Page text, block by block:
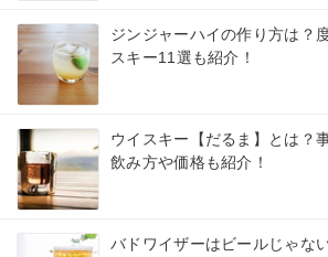
ジンジャーハイの作り方は？
スキー11選も紹介！
ウイスキー【だるま】とは？
飲み方や価格も紹介！
バドワイザーはビールじゃな